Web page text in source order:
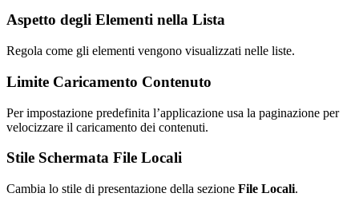
Aspetto degli Elementi nella Lista
Regola come gli elementi vengono visualizzati nelle liste.
Limite Caricamento Contenuto
Per impostazione predefinita l’applicazione usa la paginazione per
velocizzare il caricamento dei contenuti.
Stile Schermata File Locali
Cambia lo stile di presentazione della sezione File Locali.